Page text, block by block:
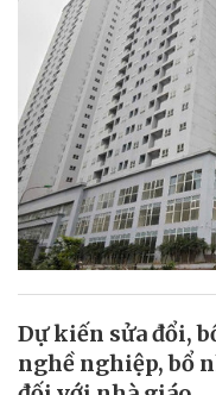
Dự kiến sửa đổi,
nghề nghiệp, bổ